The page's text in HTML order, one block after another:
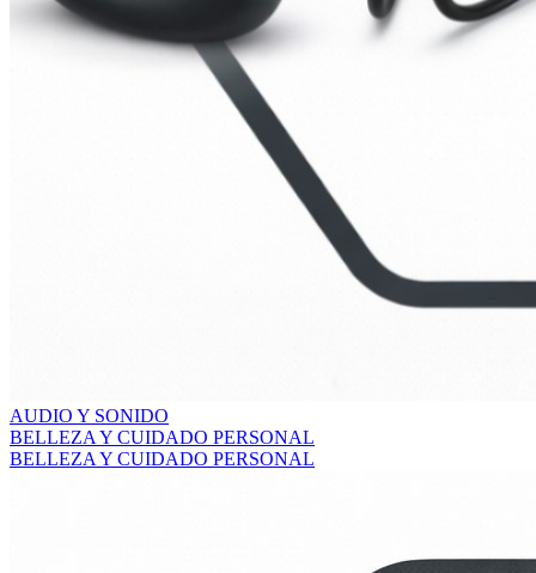
AUDIO Y SONIDO
BELLEZA Y CUIDADO PERSONAL
BELLEZA Y CUIDADO PERSONAL